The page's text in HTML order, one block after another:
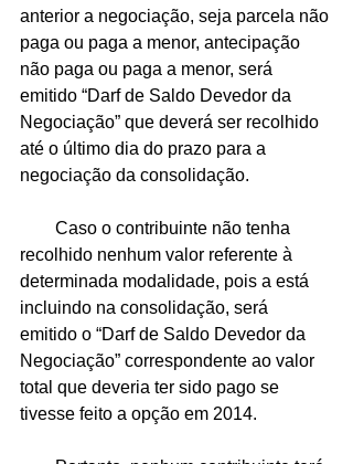
anterior a negociação, seja parcela não
paga ou paga a menor, antecipação
não paga ou paga a menor, será
emitido “Darf de Saldo Devedor da
Negociação” que deverá ser recolhido
até o último dia do prazo para a
negociação da consolidação.
recolhido nenhum valor referente à
determinada modalidade, pois a está
incluindo na consolidação, será
emitido o “Darf de Saldo Devedor da
Negociação” correspondente ao valor
total que deveria ter sido pago se
tivesse feito a opção em 2014.